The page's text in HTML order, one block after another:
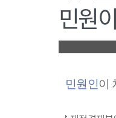
민원
민원인이